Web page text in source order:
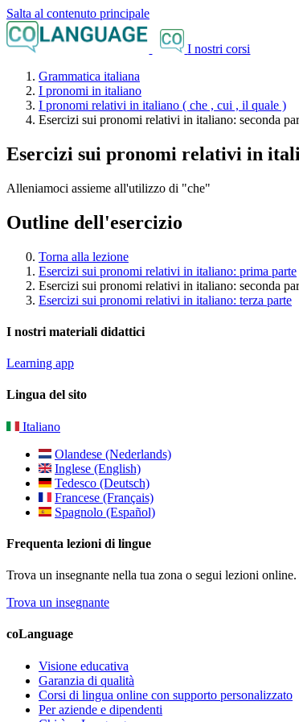
Salta al contenuto principale
I nostri corsi
Grammatica italiana
I pronomi in italiano
I pronomi relativi in italiano ( che , cui , il quale )
Esercizi sui pronomi relativi in italiano: seconda
Esercizi sui pronomi relativi in
Alleniamoci assieme all'utilizzo di "che"
Outline dell'esercizio
Torna alla lezione
Esercizi sui pronomi relativi in italiano: prima parte
Esercizi sui pronomi relativi in italiano: seconda
Esercizi sui pronomi relativi in italiano: terza parte
I nostri materiali didattici
Learning app
Lingua del sito
Italiano
Olandese (Nederlands)
Inglese (English)
Tedesco (Deutsch)
Francese (Français)
Spagnolo (Español)
Frequenta lezioni di lingue
Trova un insegnante nella tua zona o segui lezioni online.
Trova un insegnante
coLanguage
Visione educativa
Garanzia di qualità
Corsi di lingua online con supporto personalizzato
Per aziende e dipendenti